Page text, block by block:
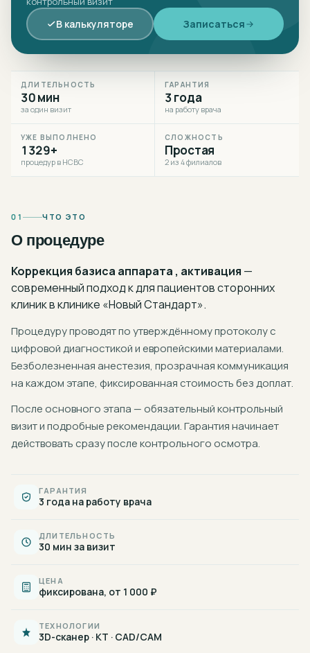
В калькуляторе Записаться
ДЛИТЕЛЬНОСТЬ
30 мин
за один визит
ГАРАНТИЯ
3 года
на работу врача
УЖЕ ВЫПОЛНЕНО
1329+
процедур в НСВС
СЛОЖНОСТЬ
Простая
2 из 4 филиалов
01 ЧТО ЭТО
О процедуре
Коррекция базиса аппарата , активация —
современный подход кдля пациентов сторонних
клиникв клинике «Новый Стандарт».
Процедуру проводят по утверждённому протоколу с
цифровой диагностикой и европейскими материалами.
Безболезненная анестезия, прозрачная коммуникация
на каждом этапе, фиксированная стоимость без доплат.
После основного этапа — обязательный контрольный
визит и подробные рекомендации. Гарантия начинает
действовать сразу после контрольного осмотра.
ГАРАНТИЯ
3 года на работу врача
ДЛИТЕЛЬНОСТЬ
30 мин за визит
ЦЕНА
фиксирована, от 1 000 ₽
ТЕХНОЛОГИИ
3D-сканер · КТ · CAD/CAM